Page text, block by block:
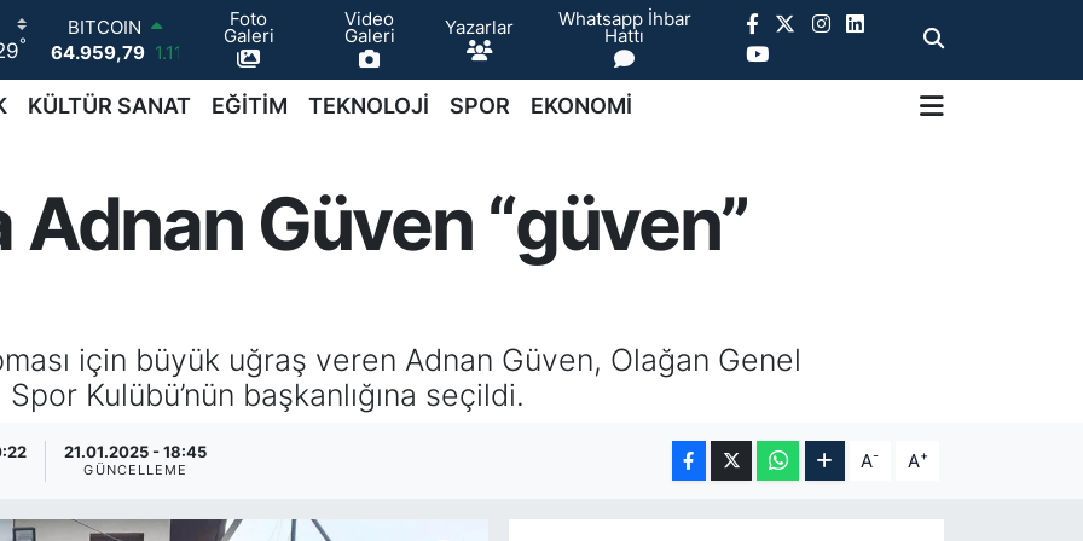
°
DOLAR
47,7436 0.18
EURO
55,2510 0.32
6660.55 0.03
BİST100
13.779 -14
Foto
Galeri
Video
Galeri Yazarlar Whatsapp İhbar
Hattı
KÜLTÜR SANAT EĞİTİM TEKNOLOJİ SPOR EKONOMİ
Adnan Güven “güven”
için büyük uğraş veren Adnan Güven, Olağan Genel
Kulübü’nün başkanlığına seçildi.
21.01.2025 - 18:45
GÜNCELLEME A- A+